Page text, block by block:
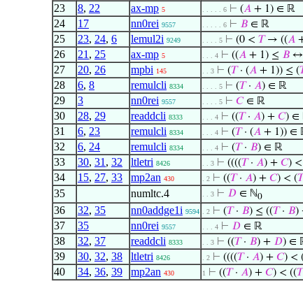
23 8, 22 ax-mp 5 . . . . . 6 ⊢ (𝐴 + 1) ∈ ℝ
24 17 nn0rei 9557 . . . . . 6 ⊢ 𝐵 ∈ ℝ
25 23, 24, 6 lemul2i 9249 . . . . 5 ⊢ (0 < 𝑇→ ((𝐴
26 21 , 25 ax-mp 5 . . . 4 ⊢ ((𝐴 + 1) ≤ 𝐵 ↔
27 20, 26 mpbi 145 . . 3 ⊢ (𝑇· (𝐴 + 1)) ≤ (
28 6, 8 remulcli 8334 . . . . 5 ⊢ (𝑇· 𝐴) ∈ ℝ
29 3 nn0rei 9557 . . . . 5 ⊢ 𝐶∈ ℝ
30 28, 29 readdcli 8333 . . . 4 ⊢ ((𝑇· 𝐴) + 𝐶) ∈
31 6, 23 remulcli 8334 . . . 4 ⊢ (𝑇· (𝐴 + 1)) ∈
32 6, 24 remulcli 8334 . . . 4 ⊢ (𝑇· 𝐵) ∈ ℝ
33 30, 31 , 32 ltletri 8426 . . 3 ⊢ ((((𝑇· 𝐴) + 𝐶) <
34 15, 27, 33 mp2an 430 . 2 ⊢ ((𝑇· 𝐴) + 𝐶) < (𝑇
35 numltc.4 . . 3 ⊢ 𝐷 ∈ ℕ0
36 32, 35 nn0addge1i 9594 . 2 ⊢ (𝑇· 𝐵) ≤ ((𝑇· 𝐵)
37 35 nn0rei 9557 . . . 4 ⊢ 𝐷 ∈ ℝ
38 32, 37 readdcli 8333 . . 3 ⊢ ((𝑇· 𝐵) + 𝐷) ∈
39 30, 32, 38 ltletri 8426 . 2 ⊢ ((((𝑇· 𝐴) + 𝐶) < (
40 34, 36, 39 mp2an 430 1 ⊢ ((𝑇· 𝐴) + 𝐶) < ((𝑇